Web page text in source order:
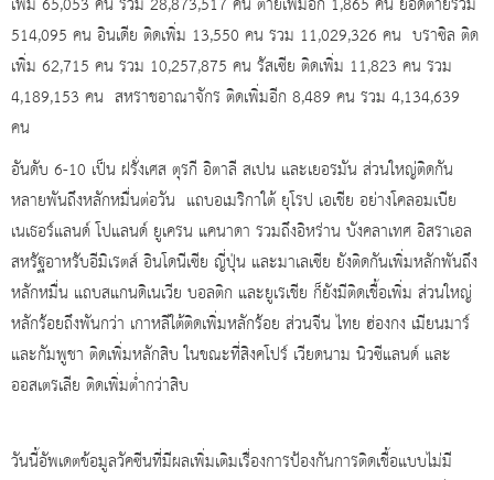
514,095 คน อินเดีย ติดเพิ่ม 13,550 คน รวม 11,029,326 คน บราซิล ติด
เพิ่ม 62,715 คน รวม 10,257,875 คน รัสเซีย ติดเพิ่ม 11,823 คน รวม
4,189,153 คน สหราชอาณาจักร ติดเพิ่มอีก 8,489 คน รวม 4,134,639
คน
อันดับ 6-10 เป็น ฝรั่งเศส ตุรกี อิตาลี สเปน และเยอรมัน ส่วนใหญ่ติดกัน
หลายพันถึงหลักหมื่นต่อวัน แถบอเมริกาใต้ ยุโรป เอเชีย อย่างโคลอมเบีย
เนเธอร์แลนด์ โปแลนด์ ยูเครน แคนาดา รวมถึงอิหร่าน บังคลาเทศ อิสราเอล
สหรัฐอาหรับอีมิเรตส์ อินโดนีเซีย ญี่ปุ่น และมาเลเซีย ยังติดกันเพิ่มหลักพันถึง
หลักหมื่น แถบสแกนดิเนเวีย บอลติก และยูเรเชีย ก็ยังมีติดเชื้อเพิ่ม ส่วนใหญ่
หลักร้อยถึงพันกว่า เกาหลีใต้ติดเพิ่มหลักร้อย ส่วนจีน ไทย ฮ่องกง เมียนมาร์
และกัมพูชา ติดเพิ่มหลักสิบ ในขณะที่สิงคโปร์ เวียดนาม นิวซีแลนด์ และ
ออสเตรเลีย ติดเพิ่มต่ำกว่าสิบ
วันนี้อัพเดตข้อมูลวัคซีนที่มีผลเพิ่มเติมเรื่องการป้องกันการติดเชื้อแบบไม่มี